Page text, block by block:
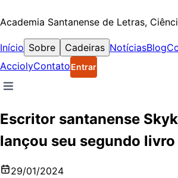
Academia Santanense de Letras,
Início Sobre Cadeiras NotíciasBlog
AcciolyContatoEntrar
Escritor santanense
lançou seu segundo
29/01/2024